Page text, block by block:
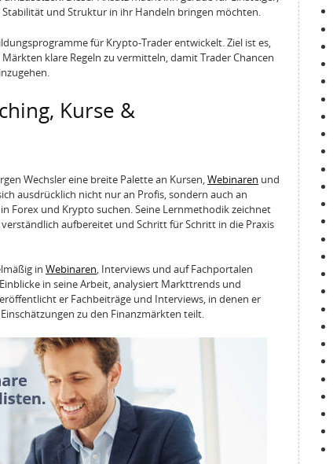
und Struktur in ihr Handeln bringen möchten.
für Krypto-Trader entwickelt. Ziel ist es,
klare Regeln zu vermitteln, damit Trader Chancen
Kurse &
Wechsler eine breite Palette an Kursen, Webinaren und
ausdrücklich nicht nur an Profis, sondern auch an
Forex und Krypto suchen. Seine Lernmethodik zeichnet
aufbereitet und Schritt für Schritt in die Praxis
in Webinaren, Interviews und auf Fachportalen
in seine Arbeit, analysiert Markttrends und
er Fachbeiträge und Interviews, in denen er
zu den Finanzmärkten teilt.